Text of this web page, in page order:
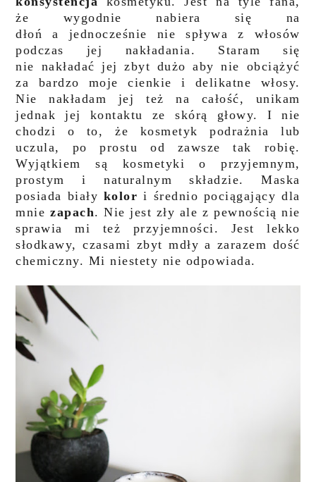
że wygodnie nabiera się na
dłoń a jednocześnie nie spływa z włosów
podczas jej nakładania. Staram się
nie nakładać jej zbyt dużo aby nie obciążyć
za bardzo moje cienkie i delikatne włosy.
Nie nakładam jej też na całość, unikam
jednak jej kontaktu ze skórą głowy. I nie
chodzi o to, że kosmetyk podrażnia lub
uczula, po prostu od zawsze tak robię.
Wyjątkiem są kosmetyki o przyjemnym,
prostym i naturalnym składzie. Maska
posiada biały kolor i średnio pociągający dla
mnie zapach. Nie jest zły ale z pewnością nie
sprawia mi też przyjemności. Jest lekko
słodkawy, czasami zbyt mdły a zarazem dość
chemiczny. Mi niestety nie odpowiada.